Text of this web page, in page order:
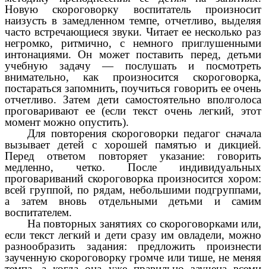
Новую скороговорку воспитатель произносит
наизусть в замедленном темпе, отчетливо, выделяя
часто встречающиеся звуки. Читает ее несколько раз
негромко, ритмично, с немного приглушенными
интонациями. Он может поставить перед, детьми
учебную задачу — послушать и посмотреть
внимательно, как произносится скороговорка,
постараться запомнить, поучиться говорить ее очень
отчетливо. Затем дети самостоятельно вполголоса
проговаривают ее (если текст очень легкий, этот
момент можно опустить).
Для повторения скороговорки педагог сначала
вызывает детей с хорошей памятью и дикцией.
Перед ответом повторяет указание: говорить
медленно, четко. После индивидуальных
проговариваний скороговорка произносится хором:
всей группой, по рядам, небольшими подгруппами,
а затем вновь отдельными детьми и самим
воспитателем.
На повторных занятиях со скороговорками или,
если текст легкий и дети сразу им овладели, можно
разнообразить задания: предложить произнести
заученную скороговорку громче или тише, не меняя